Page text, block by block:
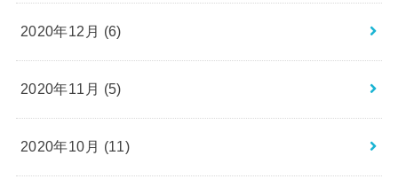
2020年12月 (6)
2020年11月 (5)
2020年10月 (11)